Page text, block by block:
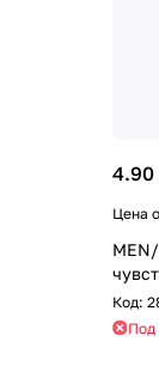
4.90
Цена
МЕN/
Код:
Под